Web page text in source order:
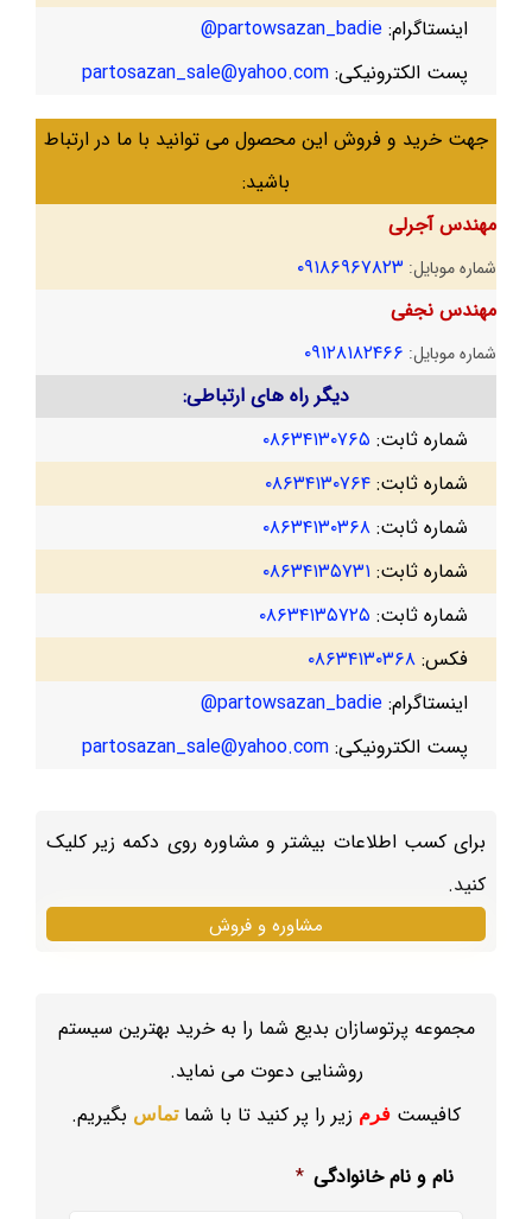
اینستاگرام: partowsazan_badie@
پست الکترونیکی: partosazan_sale@yahoo.com
جهت خرید و فروش این محصول می توانید با ما در ارتباط
باشید:
مهندس آجرلی
شماره موبایل: ۰۹۱۸۶۹۶۷۸۲۳
مهندس نجفی
شماره موبایل: ۰۹۱۲۸۱۸۲۴۶۶
دیگر راه های ارتباطی:
شماره ثابت: ۰۸۶۳۴۱۳۰۷۶۵
شماره ثابت: ۰۸۶۳۴۱۳۰۷۶۴
شماره ثابت: ۰۸۶۳۴۱۳۰۳۶۸
شماره ثابت: ۰۸۶۳۴۱۳۵۷۳۱
شماره ثابت: ۰۸۶۳۴۱۳۵۷۲۵
فکس: ۰۸۶۳۴۱۳۰۳۶۸
اینستاگرام: partowsazan_badie@
پست الکترونیکی: partosazan_sale@yahoo.com
برای کسب اطلاعات بیشتر و مشاوره روی دکمه زیر کلیک
کنید.
مشاوره و فروش
مجموعه پرتوسازان بدیع شما را به خرید بهترین سیستم
روشنایی دعوت می نماید.
کافیست فرم زیر را پر کنید تا با شماتماس بگیریم.
نام و نام خانوادگی *